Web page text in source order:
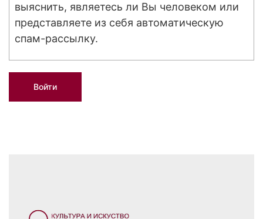
выяснить, являетесь ли Вы человеком или
представляете из себя автоматическую
спам-рассылку.